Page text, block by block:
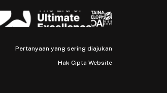
juga dana gaji sesorang dosen habis
S3. Hal ini tidak menjadi beban karena
Universitas Sumatera Utara - Medan
Iklim belajar yang menyenangkan dan
Pertanyaan yang sering diajukan
Hak Cipta Website